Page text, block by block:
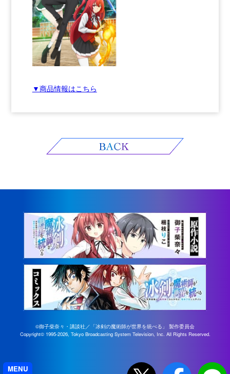
▼商品情報はこちら
©御子柴奈々・講談社／「冰剣の魔術師が世界を統べる」 製作委員会
Copyright©1995-2026, Tokyo Broadcasting System Television, Inc. All Rights Reserved.